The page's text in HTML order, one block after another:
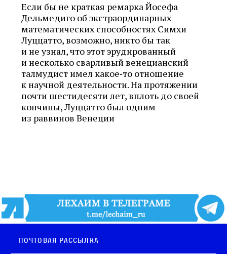
Если бы не краткая ремарка Йосефа
Дельмедиго об экстраординарных
математических способностях Симхи
Луццатто, возможно, никто бы так
и не узнал, что этот эрудированный
и несколько сварливый венецианский
талмудист имел какое‑то отношение
к научной деятельности. На протяжении
почти шестидесяти лет, вплоть до своей
кончины, Луццатто был одним
из раввинов Венеции
Почтовая рассылка